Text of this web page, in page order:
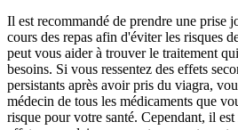
Il est recommandé de prendre une prise
cours des repas afin d'éviter les risques
peut vous aider à trouver le traitement
besoins. Si vous ressentez des effets
persistants après avoir pris du viagra,
médecin de tous les médicaments que
risque pour votre santé. Cependant, il